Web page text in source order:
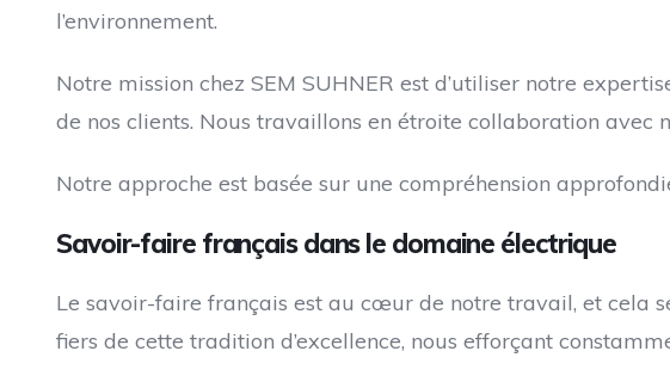
l’environnement.
Notre mission chez SEM SUHNER est d’utiliser notre
de nos clients. Nous travaillons en étroite collaboration
Notre approche est basée sur une compréhension
Savoir-faire français dans le domaine électrique
Le savoir-faire français est au cœur de notre travail, et cela
fiers de cette tradition d’excellence, nous efforçant